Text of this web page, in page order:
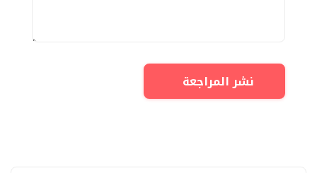
نشر المراجعة